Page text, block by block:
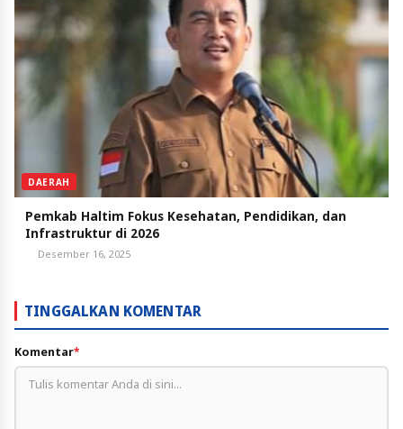
DAERAH
Pemkab Haltim Fokus Kesehatan, Pendidikan, dan
Infrastruktur di 2026
Desember 16, 2025
TINGGALKAN KOMENTAR
Komentar*